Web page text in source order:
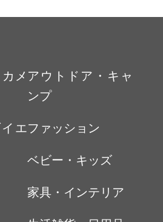
メ アウトドア・キャ
ンプ
エファッション
ベビー・キッズ
家具・インテリア